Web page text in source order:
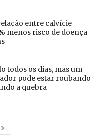
entre calvície
menos risco de doença
todos os dias, mas um
pode estar roubando
a quebra